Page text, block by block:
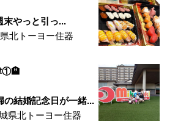
やっと引っ...
北トーヨー住器
①🏨
の結婚記念日が一緒...
県北トーヨー住器